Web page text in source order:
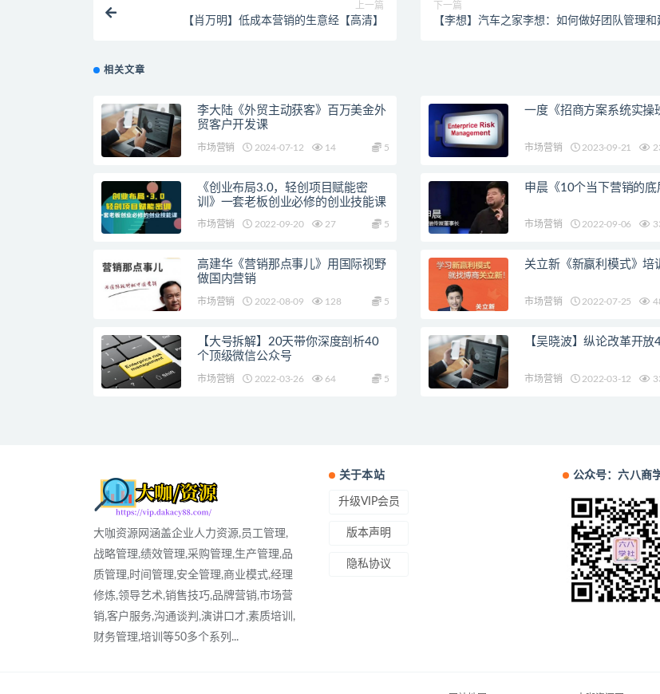
上一篇
【肖万明】低成本营销的生意经【高清】
下一篇
【李想】汽车之家李想：如何做好团队管理和
相关文章
李大陆《外贸主动获客》百万美金外
贸客户开发课
市场营销 2024-07-12 14 5
一度《招商方案系统实操
市场营销 2023-09-21
《创业布局3.0，轻创项目赋能密
训》一套老板创业必修的创业技能课
市场营销 2022-09-20 27 5
申晨《10个当下营销的底
市场营销 2022-09-06
高建华《营销那点事儿》用国际视野
做国内营销
市场营销 2022-08-09 128 5
关立新《新赢利模式》培
市场营销 2022-07-25
【大号拆解】20天带你深度剖析40
个顶级微信公众号
市场营销 2022-03-26 64 5
【吴晓波】纵论改革开放
市场营销 2022-03-12
大咖资源网涵盖企业人力资源,员工管理,
战略管理,绩效管理,采购管理,生产管理,品
质管理,时间管理,安全管理,商业模式,经理
修炼,领导艺术,销售技巧,品牌营销,市场营
销,客户服务,沟通谈判,演讲口才,素质培训,
财务管理,培训等50多个系列...
关于本站
升级VIP会员
版本声明
隐私协议
公众号：六八商